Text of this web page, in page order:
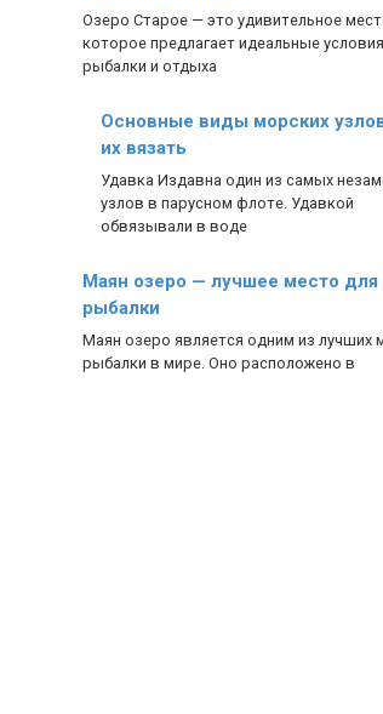
Озеро Старое — это удивительное
которое предлагает идеальные
рыбалки и отдыха
Основные виды морских
их вязать
Удавка Издавна один из самых
узлов в парусном флоте. Удавкой
обвязывали в воде
Маян озеро — лучшее место для
рыбалки
Маян озеро является одним из лучших
рыбалки в мире. Оно расположено в